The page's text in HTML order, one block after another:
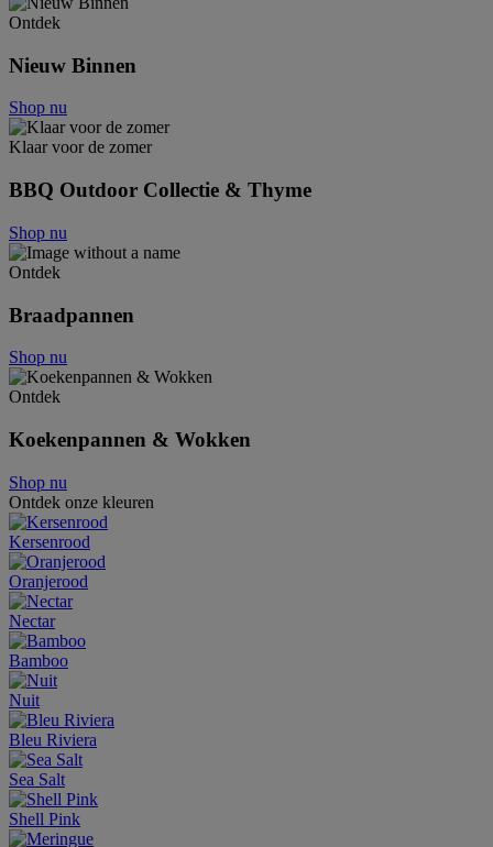
Ontdek
Nieuw Binnen
Shop nu
Klaar voor de zomer
BBQ Outdoor Collectie & Thyme
Shop nu
Ontdek
Braadpannen
Shop nu
Ontdek
Koekenpannen & Wokken
Shop nu
Ontdek onze kleuren
Kersenrood
Oranjerood
Nectar
Bamboo
Nuit
Bleu Riviera
Sea Salt
Shell Pink